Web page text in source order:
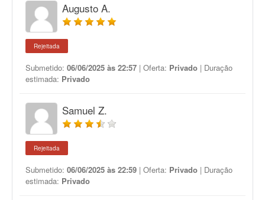
Augusto A.
Rejeitada
Submetido: 06/06/2025 às 22:57 | Oferta: Privado | Duração
estimada: Privado
Samuel Z.
Rejeitada
Submetido: 06/06/2025 às 22:59 | Oferta: Privado | Duração
estimada: Privado